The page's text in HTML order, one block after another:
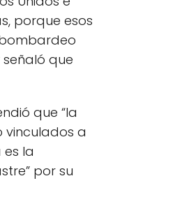
porque esos
que
que “la
vinculados a
es la
por su